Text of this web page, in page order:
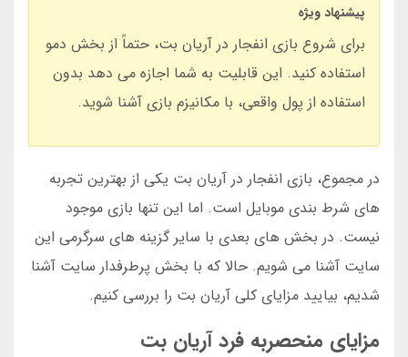
پیشنهاد ویژه
برای شروع بازی انفجار در آریان بت، حتماً از بخش دمو
استفاده کنید. این قابلیت به شما اجازه می دهد بدون
استفاده از پول واقعی، با مکانیزم بازی آشنا شوید.
در مجموع، بازی انفجار در آریان بت یکی از بهترین تجربه
های شرط بندی موبایل است. اما این تنها بازی موجود
نیست. در بخش های بعدی با سایر گزینه های سرگرمی این
سایت آشنا می شویم. حالا که با بخش پرطرفدار سایت آشنا
شدیم، بیایید مزایای کلی آریان بت را بررسی کنیم.
مزایای منحصربه فرد آریان بت